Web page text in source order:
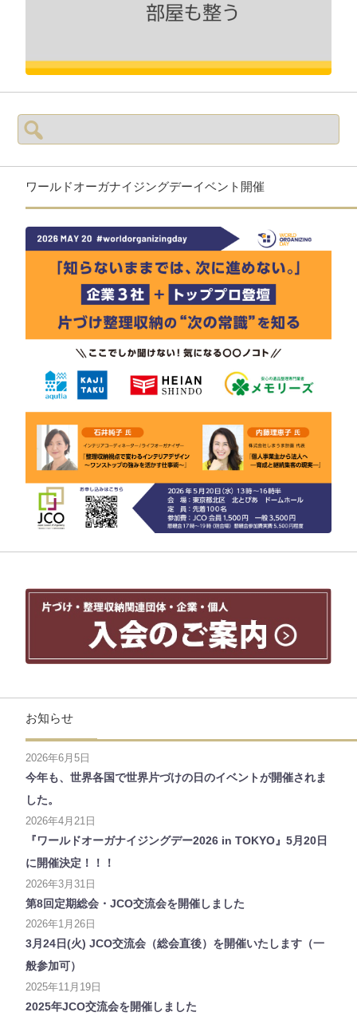
検
索:
ワールドオーガナイジングデーイベント開催
お知らせ
2026年6月5日
今年も、世界各国で世界片づけの日のイベントが開催されま
した。
2026年4月21日
『ワールドオーガナイジングデー2026 in TOKYO』5月20日
に開催決定！！！
2026年3月31日
第8回定期総会・JCO交流会を開催しました
2026年1月26日
3月24日(火) JCO交流会（総会直後）を開催いたします（一
般参加可）
2025年11月19日
2025年JCO交流会を開催しました